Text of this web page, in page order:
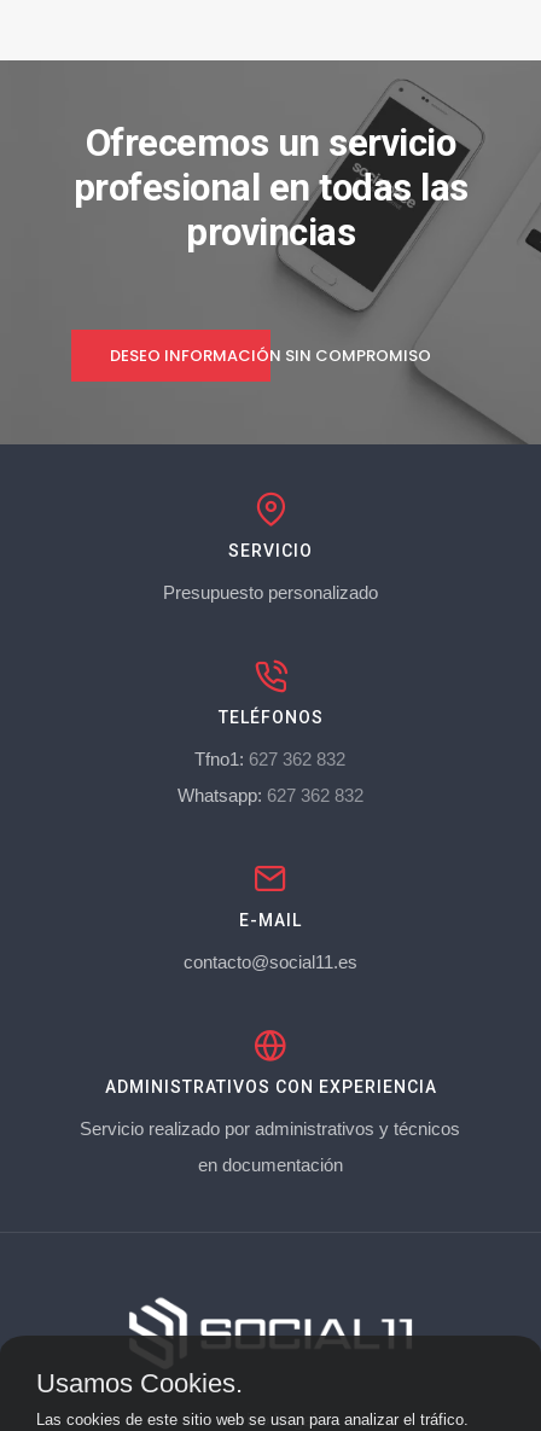
Ofrecemos un servicio
profesional en todas las
provincias
DESEO INFORMACIÓN SIN COMPROMISO
SERVICIO
Presupuesto personalizado
TELÉFONOS
Tfno1: 627 362 832
Whatsapp: 627 362 832
E-MAIL
contacto@social11.es
ADMINISTRATIVOS CON EXPERIENCIA
Servicio realizado por administrativos y técnicos
en documentación
Aviso Legal
Usamos Cookies.
Las cookies de este sitio web se usan para analizar el tráfico.